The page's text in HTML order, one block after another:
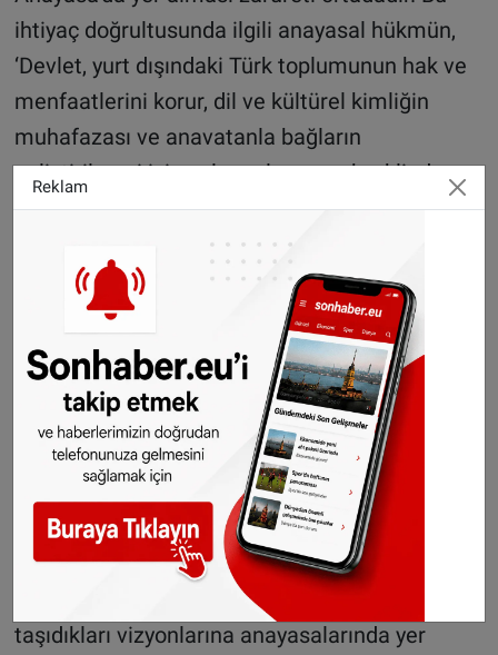
ihtiyaç doğrultusunda ilgili anayasal hükmün,
‘Devlet, yurt dışındaki Türk toplumunun hak ve
menfaatlerini korur, dil ve kültürel kimliğin
muhafazası ve anavatanla bağların
geliştirilmesi için çalışmalar yapar’ şeklinde
değiştirilmesini öneriyoruz. Böylelikle yurt
dışında yaşayan vatandaşlarımıza yönelik
anayasal sorumluluğun kapsamı genişleyecek
ve Hükümetimiz tarafından fiiliyatta uygulanan
kapsamlı hizmetlerin anayasal temeli
oluşturulacaktır.
Öte taraftan komşu ülkelerden uzak kıtalara
kadar farklı coğrafyalarda yaşayan tarih, dil
veya din gibi bağlarımız olan topluluklara karşı
sorumluluklarımız da bulunmaktadır. Birçok
ülke bu tür bağları olan topluluklara yönelik
taşıdıkları vizyonlarına anayasalarında yer
Reklam